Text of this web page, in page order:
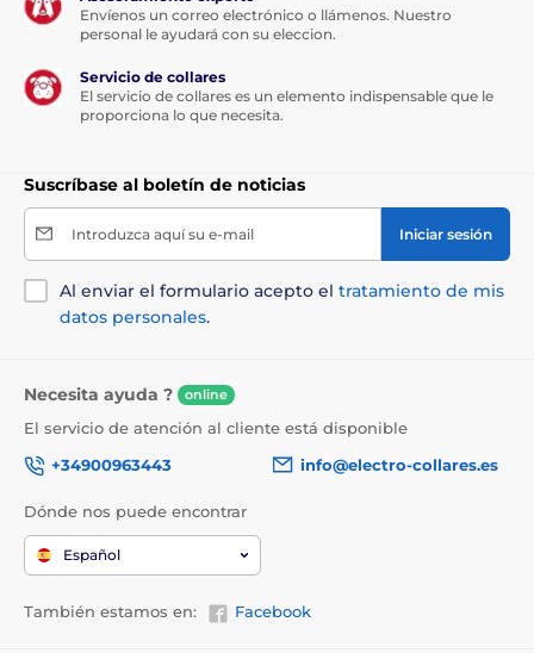
Envíenos un correo electrónico o llámenos. Nuestro
personal le ayudará con su eleccion.
Servicio de collares
El servicio de collares es un elemento indispensable que le
proporciona lo que necesita.
Suscríbase al boletín de noticias
Introduzca aquí su e-mail Iniciar sesión
Al enviar el formulario acepto el tratamiento de mis
datos personales.
Necesita ayuda ? online
El servicio de atención al cliente está disponible
+34900963443
info@electro-collares.es
Dónde nos puede encontrar
Español
También estamos en: Facebook